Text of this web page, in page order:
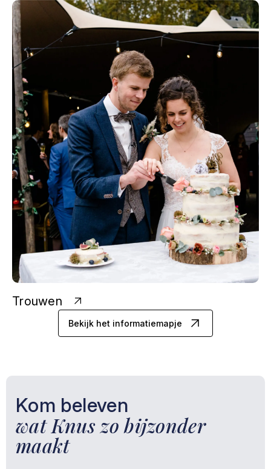
Trouwen
Bekijk het informatiemapje
Kom beleven
wat Knus zo bijzonder
maakt